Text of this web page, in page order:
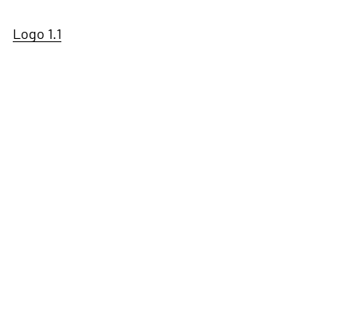
Logo 1.1